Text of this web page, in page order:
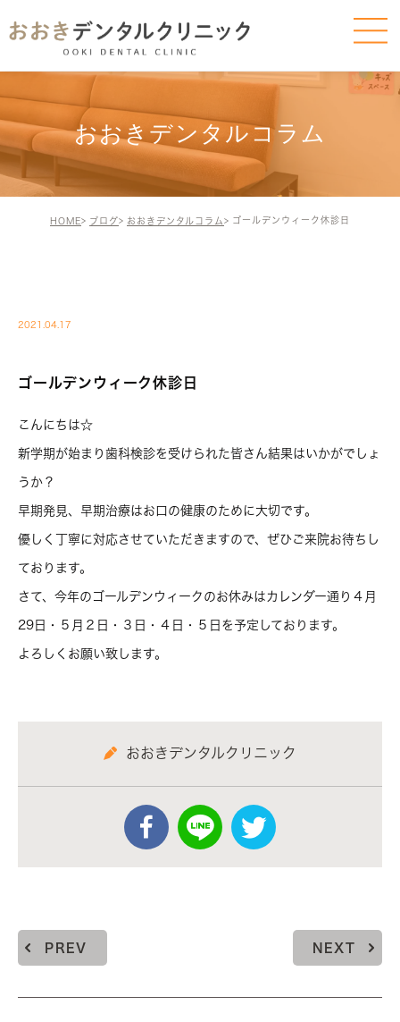
おおきデンタルコラム
HOME ブログ おおきデンタルコラム ゴールデンウィーク休診日
2021.04.17
ゴールデンウィーク休診日
こんにちは☆
新学期が始まり歯科検診を受けられた皆さん結果はいかがでしょ
うか？
早期発見、早期治療はお口の健康のために大切です。
優しく丁寧に対応させていただきますので、ぜひご来院お待ちし
ております。
さて、今年のゴールデンウィークのお休みはカレンダー通り４月
29日・５月２日・３日・４日・５日を予定しております。
よろしくお願い致します。
おおきデンタルクリニック
PREV NEXT